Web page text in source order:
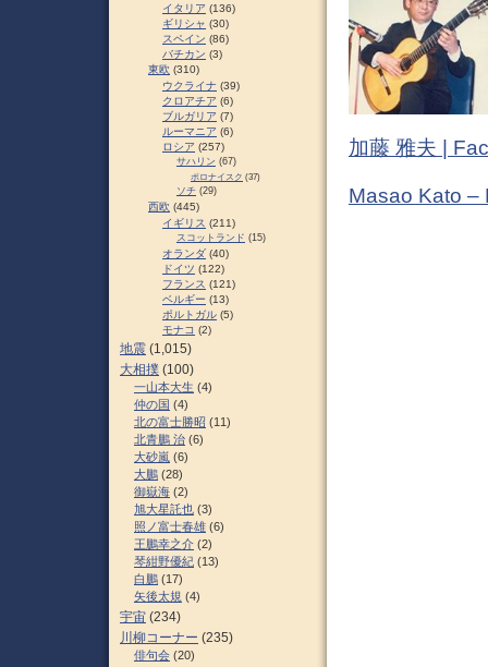
加藤 雅夫 |
Masao Kato –
イタリア (136)
ギリシャ (30)
スペイン (86)
バチカン (3)
東欧 (310)
ウクライナ (39)
クロアチア (6)
ブルガリア (7)
ルーマニア (6)
ロシア (257)
サハリン (67)
ポロナイスク (37)
ソチ (29)
西欧 (445)
イギリス (211)
スコットランド (15)
オランダ (40)
ドイツ (122)
フランス (121)
ベルギー (13)
ポルトガル (5)
モナコ (2)
地震 (1,015)
大相撲 (100)
一山本大生 (4)
仲の国 (4)
北の富士勝昭 (11)
北青鵬 治 (6)
大砂嵐 (6)
大鵬 (28)
御嶽海 (2)
旭大星託也 (3)
照ノ富士春雄 (6)
王鵬幸之介 (2)
琴紺野優紀 (13)
白鵬 (17)
矢後太規 (4)
宇宙 (234)
川柳コーナー (235)
俳句会 (20)